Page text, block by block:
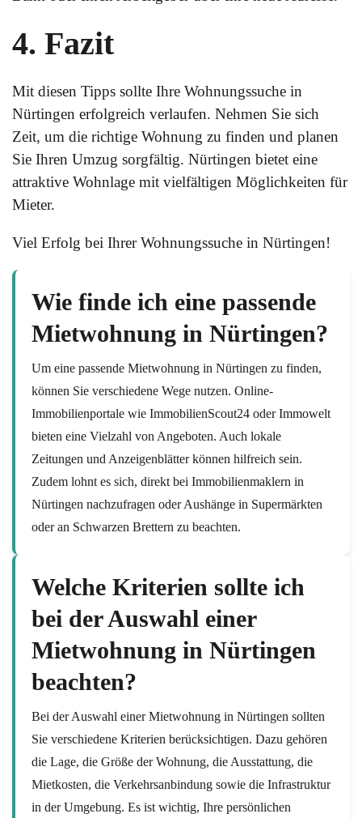
4. Fazit
Mit diesen Tipps sollte Ihre Wohnungssuche in
Nürtingen erfolgreich verlaufen. Nehmen Sie sich
Zeit, um die richtige Wohnung zu finden und planen
Sie Ihren Umzug sorgfältig. Nürtingen bietet eine
attraktive Wohnlage mit vielfältigen Möglichkeiten für
Mieter.
Viel Erfolg bei Ihrer Wohnungssuche in Nürtingen!
Wie finde ich eine passende
Mietwohnung in Nürtingen?
Um eine passende Mietwohnung in Nürtingen zu finden,
können Sie verschiedene Wege nutzen. Online-
Immobilienportale wie ImmobilienScout24 oder Immowelt
bieten eine Vielzahl von Angeboten. Auch lokale
Zeitungen und Anzeigenblätter können hilfreich sein.
Zudem lohnt es sich, direkt bei Immobilienmaklern in
Nürtingen nachzufragen oder Aushänge in Supermärkten
oder an Schwarzen Brettern zu beachten.
Welche Kriterien sollte ich
bei der Auswahl einer
Mietwohnung in Nürtingen
beachten?
Bei der Auswahl einer Mietwohnung in Nürtingen sollten
Sie verschiedene Kriterien berücksichtigen. Dazu gehören
die Lage, die Größe der Wohnung, die Ausstattung, die
Mietkosten, die Verkehrsanbindung sowie die Infrastruktur
in der Umgebung. Es ist wichtig, Ihre persönlichen